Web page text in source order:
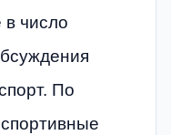
в число
По